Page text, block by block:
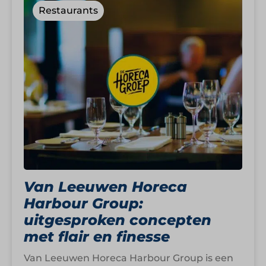
Restaurants
Van Leeuwen Horeca
Harbour Group:
uitgesproken concepten
met flair en finesse
Van Leeuwen Horeca Harbour Group is een